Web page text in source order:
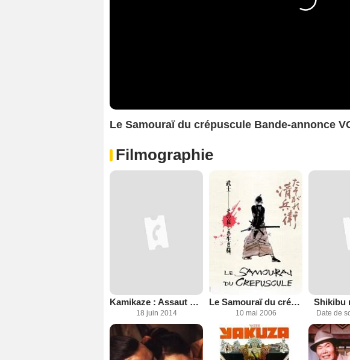
Le Samouraï du crépuscule Bande-annonce
Filmographie
Kamikaze : Assaut dans le Pacifique
18 juin 2014
Le Samouraï du crépuscule
10 mai 2006
Shikibu
Date de